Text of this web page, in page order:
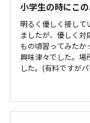
小学生の時にこ
明るく優しく接して
ましたが、優しく
もの頃習ってみた
興味津々でした。場
した。(有料ですが
囲気の教室でした
どよい印象です。
実していて面白そう